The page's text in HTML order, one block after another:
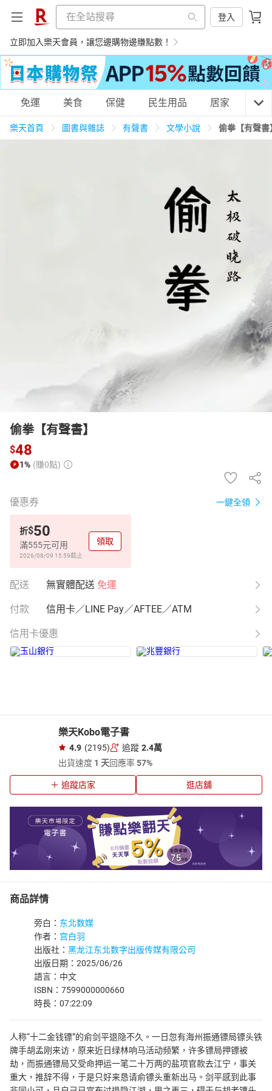
登入
立即加入樂天會員，讓您邊購物邊賺點數！
購物網分類
運動休閒 親子玩具
化妝保養 情趣用品
免運 美食 保健 民生用品 居家 3C
樂天首頁 圖書與雜誌 有聲書 文學小說 偷拳【有聲書
偷拳【有聲書】
$48
1% (賺0點)
優惠券 一鍵全領
折$50
滿555元可用
2026/08/09 15:59截止
領取
配送 無實體配送 免運
付款 信用卡／LINE Pay／AFTEE／ATM
信用卡優惠
樂天Kobo電子書
4.9 (2195) 追蹤 2.4萬
出貨速度 1 天回應率57%
追蹤店家 逛店舖
商品詳情
旁白： 东北数媒
作者： 宫白羽
出版社： 黑龙江东北数字出版传媒有限公司
出版日期：2025/06/26
語言：中文
ISBN：7599000000660
時長：07:22:09
人称“十二金钱镖”的俞剑平退隐不久。一日忽有海州振通镖局镖头铁
牌手胡孟刚来访，原来近日绿林响马活动频繁，许多镖局押镖被
劫，而振通镖局又受命押运一笔二十万两的盐项官款去江宁，事关
重大，推辞不得，于是只好来恳请俞镖头重新出马。剑平感到此事